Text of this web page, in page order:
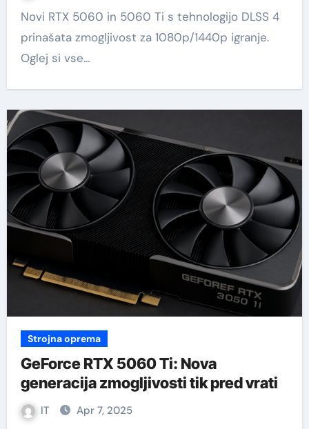
Novi RTX 5060 in 5060 Ti s tehnologijo DLSS 4
prinašata zmogljivost za 1080p/1440p igranje.
Oglej si vse…
Strojna oprema
GeForce RTX 5060 Ti: Nova
generacija zmogljivosti tik pred vrati
IT Apr 7, 2025